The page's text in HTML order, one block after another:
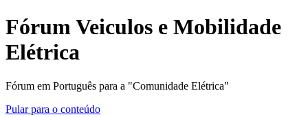
Fórum Veiculos e Mobilidade
Elétrica
Fórum em Português para a "Comunidade Elétrica"
Pular para o conteúdo